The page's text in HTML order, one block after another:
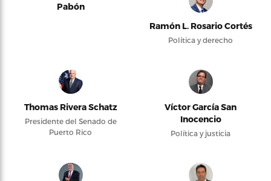
Pabón
Ramón L. Rosario Cortés
Política y derecho
Thomas Rivera Schatz
Presidente del Senado de
Puerto Rico
Víctor García San
Inocencio
Política y justicia